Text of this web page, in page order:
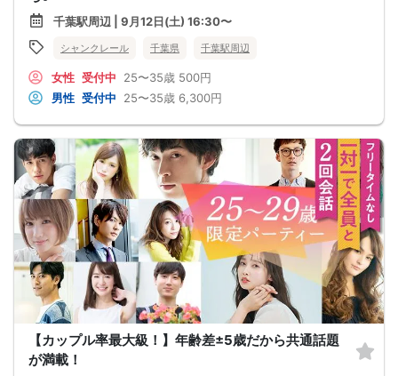
千葉駅周辺 | 9月12日(土) 16:30〜
シャンクレール 千葉県 千葉駅周辺
女性 受付中 25〜35歳 500円
男性 受付中 25〜35歳 6,300円
【カップル率最大級！】年齢差±5歳だから共通話題
が満載！